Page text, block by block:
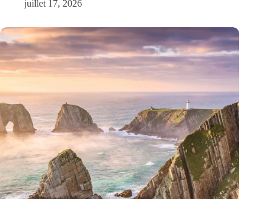
juillet 17, 2026